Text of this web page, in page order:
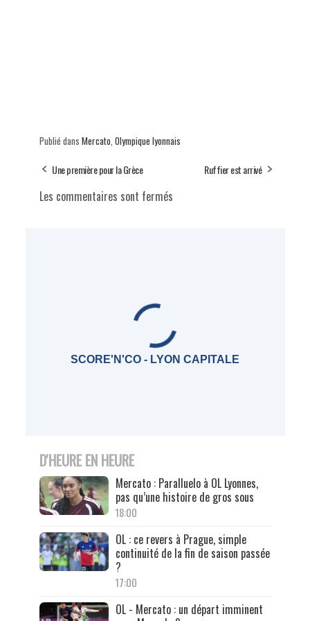
Publié dans Mercato Olympique lyonnais
Une première pour la Grèce Ruffier est arrivé
Les commentaires sont fermés
SCORE'N'CO - LYON CAPITALE
D'HEURE EN HEURE
Mercato : Paralluelo à OL Lyonnes,
pas qu’une histoire de gros sous
18:00
OL : ce revers à Prague, simple
continuité de la fin de saison passée
?
17:00
OL - Mercato : un départ imminent